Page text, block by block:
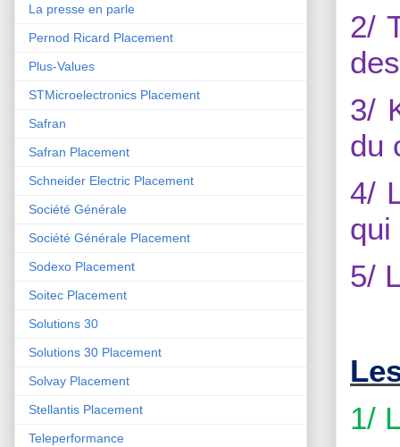
2/
3/
du
4/
qui
5/
1/
La presse en parle
Pernod Ricard Placement
Plus-Values
STMicroelectronics Placement
Safran
Safran Placement
Schneider Electric Placement
Société Générale
Société Générale Placement
Sodexo Placement
Soitec Placement
Solutions 30
Solutions 30 Placement
Solvay Placement
Stellantis Placement
Teleperformance